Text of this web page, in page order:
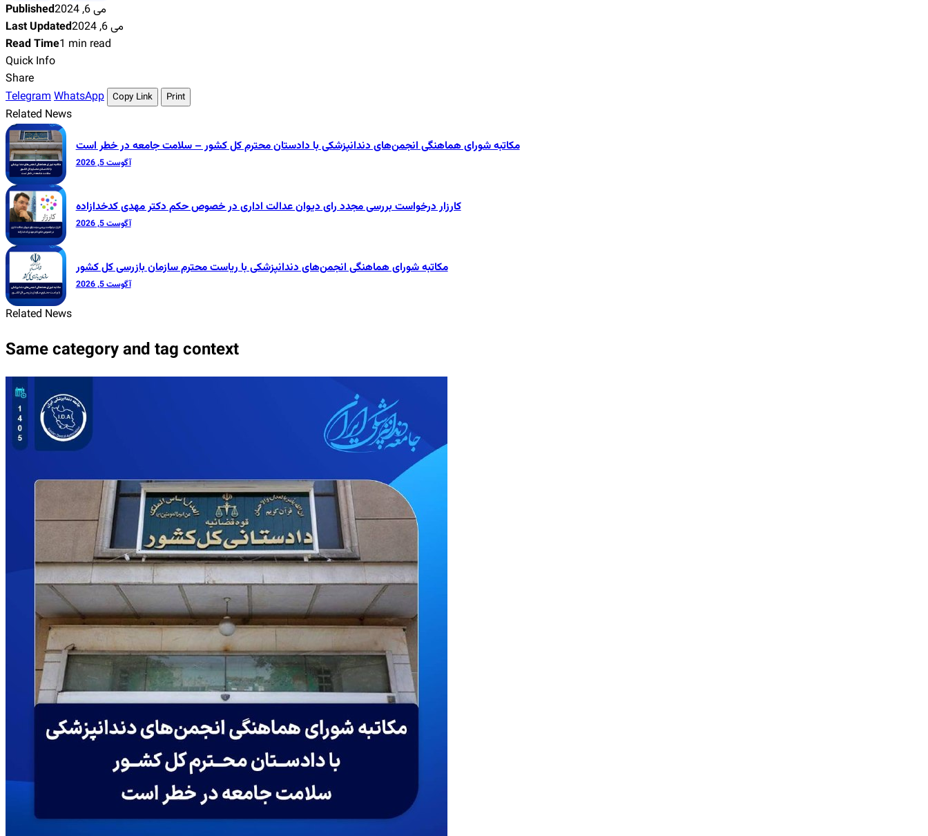
Published
می 6, 2024
Last Updated
می 6, 2024
Read Time1 min read
Quick Info
Share
TelegramWhatsApp Copy Link Print
Related News
مکاتبه شورای هماهنگی انجمن‌های دندانپزشکی با دادستان محترم کل کشور – سلامت جامعه در خطر است
آگوست 5, 2026
کارزار درخواست بررسی مجدد رای دیوان عدالت اداری در خصوص حکم دکتر مهدی کدخدازاده
آگوست 5, 2026
مکاتبه شورای هماهنگی انجمن‌های دندانپزشکی با ریاست محترم سازمان بازرسی کل کشور
آگوست 5, 2026
Related News
Same category and tag context